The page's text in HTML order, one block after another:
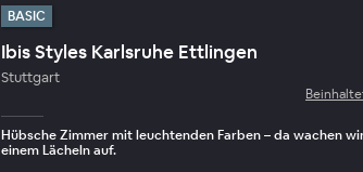
BASIC
Ibis Styles Karlsruhe Ettlingen
Stuttgart
Hübsche Zimmer mit leuchtenden Farben – da wachen
einem Lächeln auf.